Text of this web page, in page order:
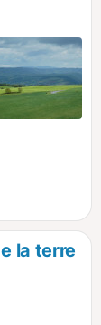
la terre